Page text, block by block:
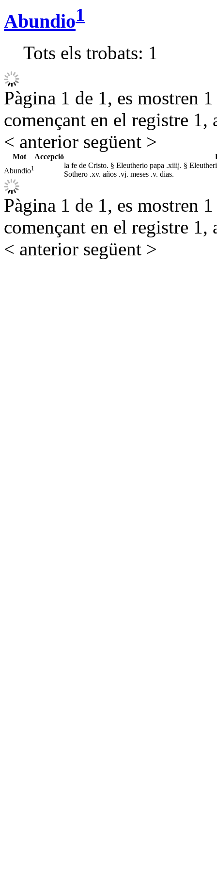
Abundio1
Tots els trobats: 1
Pàgina 1 de 1, es mostren
començant en el registre 1,
< anterior següent >
Mot Accepció
Abundio1
la fe de Cristo. § Eleutherio papa .xiiij. §
Sothero .xv. años .vj. meses .v. dias.
Pàgina 1 de 1, es mostren
començant en el registre 1,
< anterior següent >